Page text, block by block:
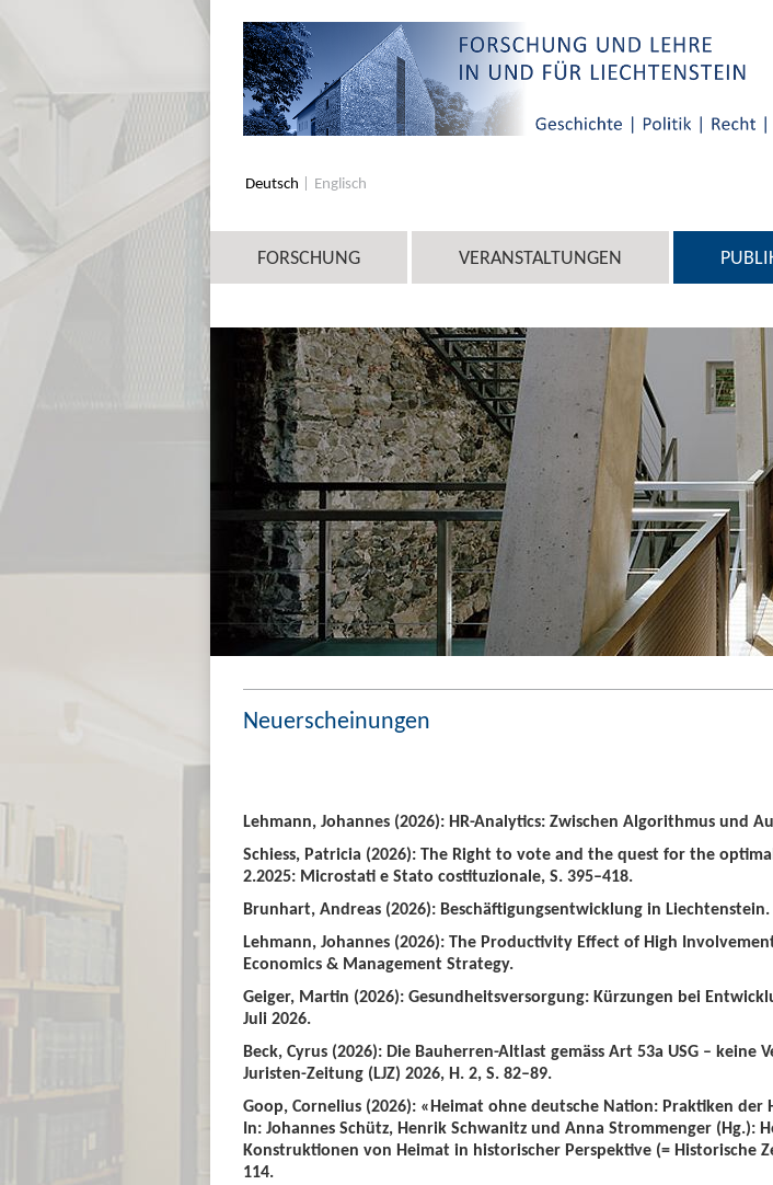
Deutsch Englisch
FORSCHUNG VERANSTALTUNGEN
Neuerscheinungen
Lehmann, Johannes (2026): HR-Analytics: Zwischen Algorithmus und
Schiess, Patricia (2026): The Right to vote and the quest for the
2.2025: Microstati e Stato costituzionale, S. 395–418.
Brunhart, Andreas (2026): Beschäftigungsentwicklung in
Lehmann, Johannes (2026): The Productivity Effect of High
Economics & Management Strategy.
Geiger, Martin (2026): Gesundheitsversorgung: Kürzungen bei
Juli 2026.
Beck, Cyrus (2026): Die Bauherren-Altlast gemäss Art 53a USG –
Juristen-Zeitung (LJZ) 2026, H. 2, S. 82–89.
Goop, Cornelius (2026): «Heimat ohne deutsche Nation: Praktiken
In: Johannes Schütz, Henrik Schwanitz und Anna Strommenger
Konstruktionen von Heimat in historischer Perspektive (= Historische
114.